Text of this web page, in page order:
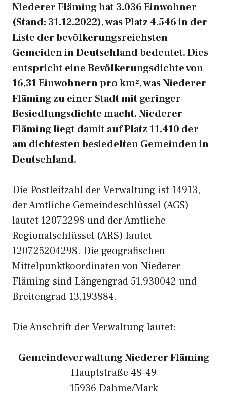
Niederer Fläming hat 3.036 Einwohner
(Stand: 31.12.2022), was Platz 4.546 in der
Liste der bevölkerungsreichsten
Gemeiden in Deutschland bedeutet. Dies
entspricht eine Bevölkerungsdichte von
16,31 Einwohnern pro km², was Niederer
Fläming zu einer Stadt mit geringer
Besiedlungsdichte macht. Niederer
Fläming liegt damit auf Platz 11.410 der
am dichtesten besiedelten Gemeinden in
Deutschland.
Die Postleitzahl der Verwaltung ist 14913,
der Amtliche Gemeindeschlüssel (AGS)
lautet 12072298 und der Amtliche
Regionalschlüssel (ARS) lautet
120725204298. Die geografischen
Mittelpunktkoordinaten von Niederer
Fläming sind Längengrad 51,930042 und
Breitengrad 13,193884.
Die Anschrift der Verwaltung lautet:
Gemeindeverwaltung Niederer Fläming
Hauptstraße 48-49
15936 Dahme/Mark